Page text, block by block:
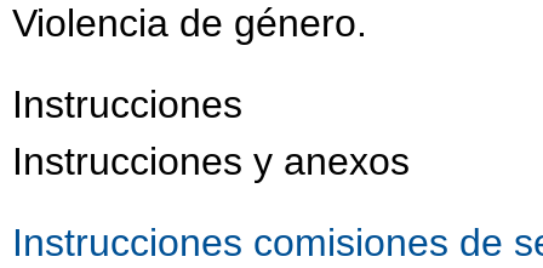
Violencia de género.
Instrucciones
Instrucciones y anexos
Instrucciones comisiones de